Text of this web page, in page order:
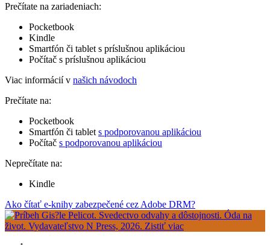
Prečítate na zariadeniach:
Pocketbook
Kindle
Smartfón či tablet s príslušnou aplikáciou
Počítač s príslušnou aplikáciou
Viac informácií v našich návodoch
Prečítate na:
Pocketbook
Smartfón či tablet s podporovanou aplikáciou
Počítač s podporovanou aplikáciou
Neprečítate na:
Kindle
Ako čítať e-knihy zabezpečené cez Adobe DRM?